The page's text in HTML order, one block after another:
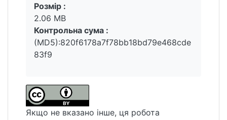
Розмір :
2.06 MB
Контрольна сума :
(MD5):820f6178a7f78bb18bd79e468cde
83f9
Якщо не вказано інше, ця робота